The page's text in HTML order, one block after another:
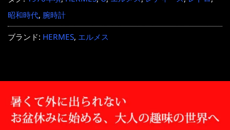
昭和時代, 腕時計
ブランド: HERMES, エルメス